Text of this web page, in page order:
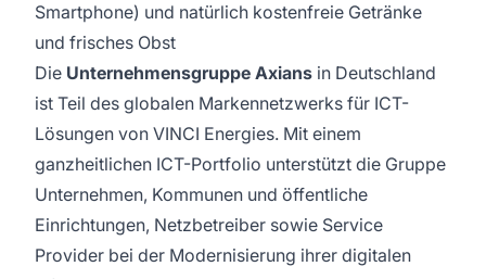
Smartphone) und natürlich kostenfreie Getränke
und frisches Obst
Die Unternehmensgruppe Axians in Deutschland
ist Teil des globalen Markennetzwerks für ICT-
Lösungen von VINCI Energies. Mit einem
ganzheitlichen ICT-Portfolio unterstützt die Gruppe
Unternehmen, Kommunen und öffentliche
Einrichtungen, Netzbetreiber sowie Service
Provider bei der Modernisierung ihrer digitalen